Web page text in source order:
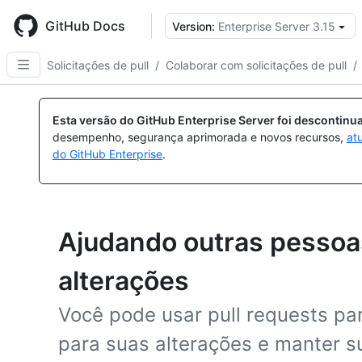
main
content
GitHub Docs Version: Enterprise Server 3.15
Solicitações de pull / Colaborar com solicitações de pull /
Esta versão do GitHub Enterprise Server foi
desempenho, segurança aprimorada e novos recursos,
do GitHub Enterprise.
Ajudando outras
alterações
Você pode usar pull requests
para suas alterações e manter